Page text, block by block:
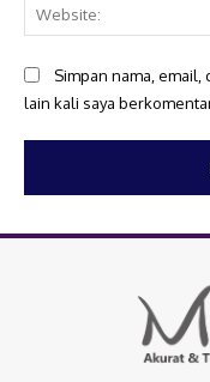
Simpan nama,
lain kali saya